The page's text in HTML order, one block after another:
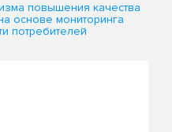
повышения качества
основе мониторинга
потребителей